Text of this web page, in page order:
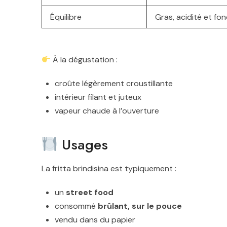
Équilibre Gras, acidité et
À la dégustation :
croûte légèrement croustillante
intérieur filant et juteux
vapeur chaude à l’ouverture
Usages
La fritta brindisina est typiquement :
un street food
consommé brûlant, sur le pouce
vendu dans du papier